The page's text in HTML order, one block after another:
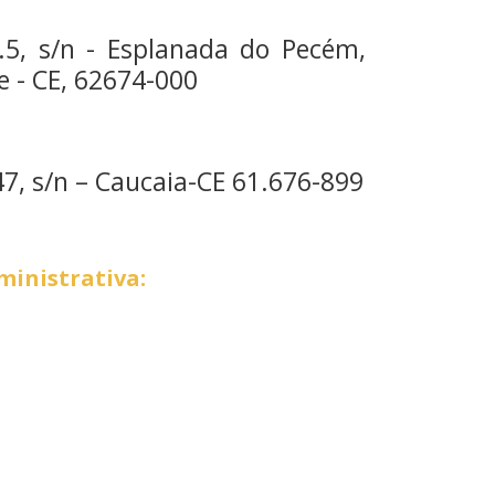
s/n - Esplanada do Pecém,
CE, 62674-000
s/n – Caucaia-CE 61.676-899